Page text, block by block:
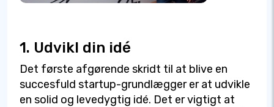
1. Udvikl din idé
Det første afgørende skridt til at blive en
succesfuld startup-grundlægger er at udvikle
en solid og levedygtig idé. Det er vigtigt at